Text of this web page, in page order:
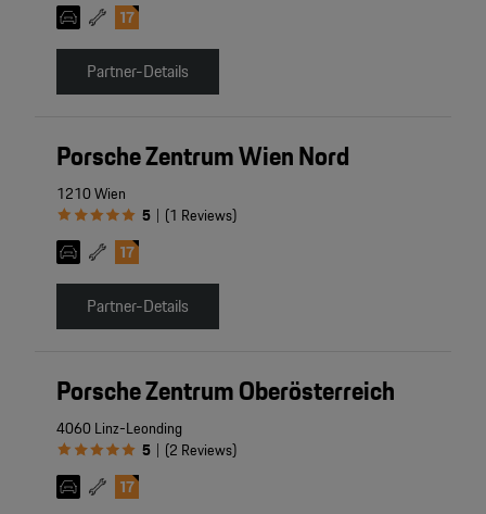
Partner-Details
Porsche Zentrum Wien Nord
1210 Wien
5 | (1 Reviews)
Partner-Details
Porsche Zentrum Oberösterreich
4060 Linz-Leonding
5 | (2 Reviews)